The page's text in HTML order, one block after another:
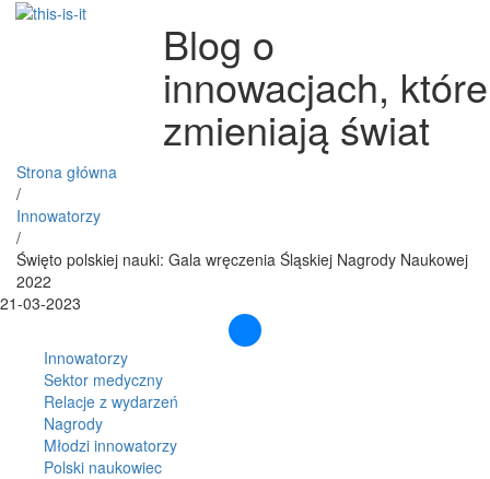
Blog o
innowacjach, które
zmieniają świat
Strona główna
/
Innowatorzy
/
Święto polskiej nauki: Gala wręczenia Śląskiej Nagrody Naukowej
2022
21-03-2023
Innowatorzy
Sektor medyczny
Relacje z wydarzeń
Nagrody
Młodzi innowatorzy
Polski naukowiec